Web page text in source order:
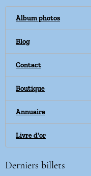
Album photos
Blog
Contact
Boutique
Annuaire
Livre d'or
Derniers billets